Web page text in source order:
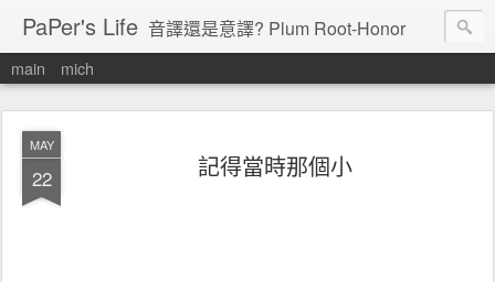
PaPer's Life 音譯還是意譯? Plum Root-Honor
main mich
MAY
22 記得當時那個小